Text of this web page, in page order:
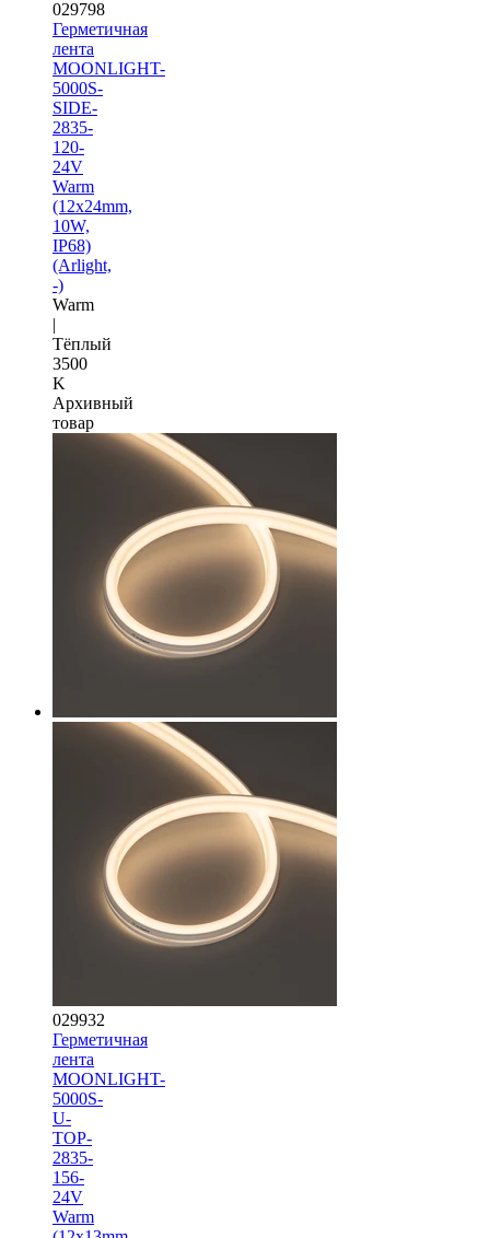
029798
Герметичная
лента
MOONLIGHT-
5000S-
SIDE-
2835-
120-
24V
Warm
(12х24mm,
10W,
IP68)
(Arlight,
-)
Warm
|
Тёплый
3500
K
Архивный
товар
029932
Герметичная
лента
MOONLIGHT-
5000S-
U-
TOP-
2835-
156-
24V
Warm